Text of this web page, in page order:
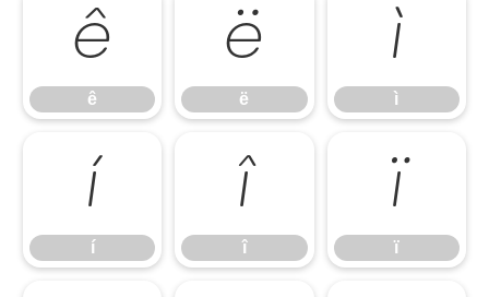
ê
ê
ë
ë
ì
ì
í
í
î
î
ï
ï